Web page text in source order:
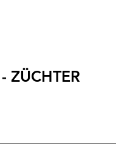
ZÜCHTER